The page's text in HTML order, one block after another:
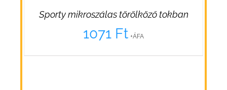
Sporty mikroszálas törölköző tokban
1071 Ft +ÁFA